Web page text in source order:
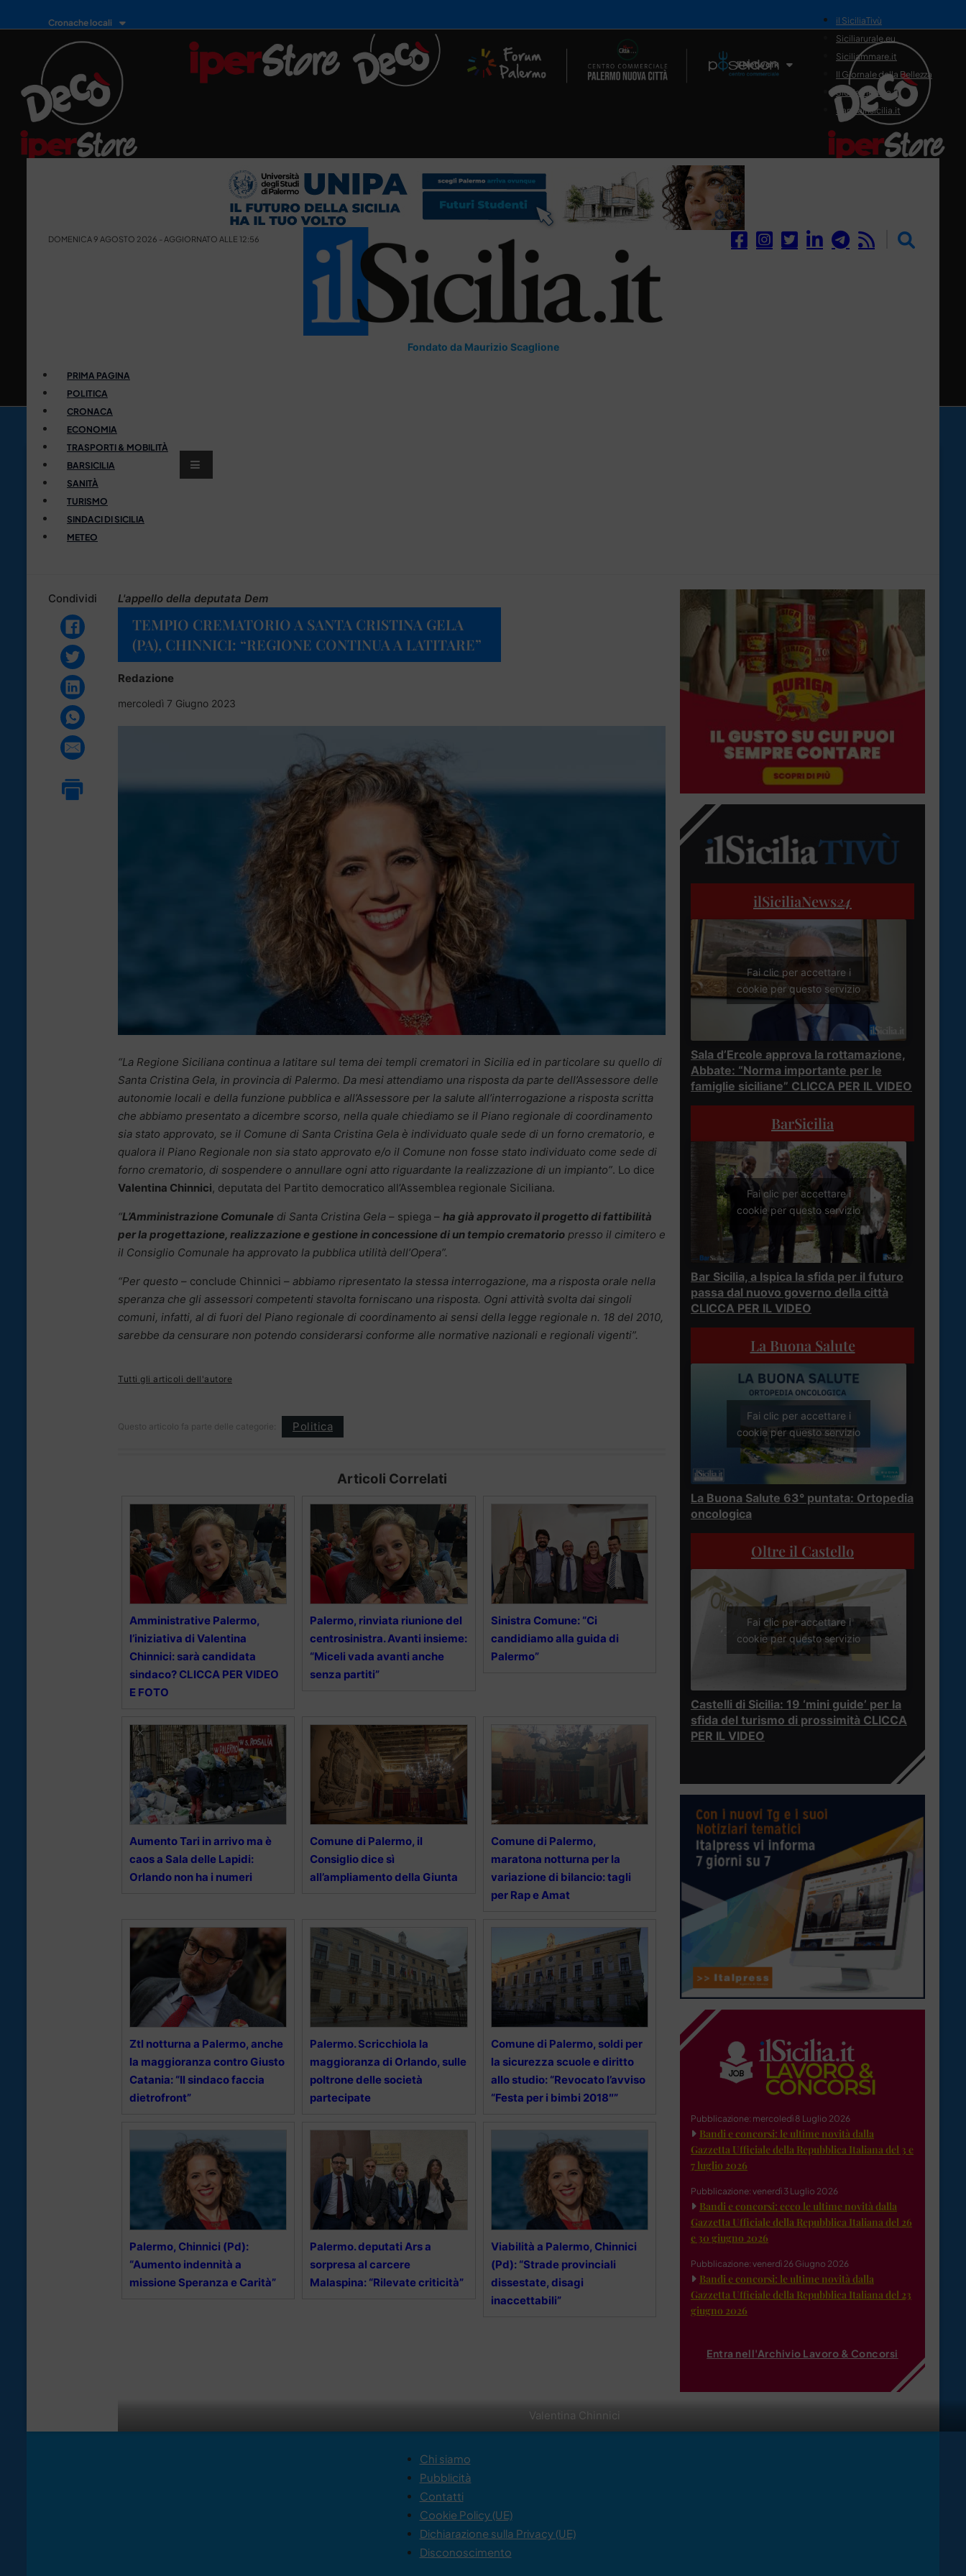
Cronache locali
Il Network
il SiciliaTivù
Siciliarurale.eu
Siciliammare.it
Il Giornale della Bellezza
Siciliamedica.it
Sanitainsicilia.it
DOMENICA 9 AGOSTO 2026 - AGGIORNATO ALLE 12:56
Fondato da Maurizio Scaglione
PRIMA PAGINA
POLITICA
CRONACA
ECONOMIA
TRASPORTI & MOBILITÀ
BARSICILIA
SANITÀ
TURISMO
SINDACI DI SICILIA
METEO
Condividi L'appello della deputata Dem
TEMPIO CREMATORIO A SANTA CRISTINA GELA
(PA), CHINNICI: “REGIONE CONTINUA A LATITARE”
Redazione
mercoledì 7 Giugno 2023
Valentina Chinnici
“La Regione Siciliana continua a latitare sul tema dei templi crematori in Sicilia ed in particolare su quello di
Santa Cristina Gela, in provincia di Palermo. Da mesi attendiamo una risposta da parte dell’Assessore delle
autonomie locali e della funzione pubblica e all’Assessore per la salute all’interrogazione a risposta scritta
che abbiamo presentato a dicembre scorso, nella quale chiediamo se il Piano regionale di coordinamento
sia stato approvato, se il Comune di Santa Cristina Gela è individuato quale sede di un forno crematorio, e
qualora il Piano Regionale non sia stato approvato e/o il Comune non fosse stato individuato come sede di
forno crematorio, di sospendere o annullare ogni atto riguardante la realizzazione di un impianto”. Lo dice
Valentina Chinnici, deputata del Partito democratico all’Assemblea regionale Siciliana.
“L’Amministrazione Comunale di Santa Cristina Gela – spiega – ha già approvato il progetto di fattibilità
per la progettazione, realizzazione e gestione in concessione di un tempio crematorio presso il cimitero e
il Consiglio Comunale ha approvato la pubblica utilità dell’Opera”.
“Per questo – conclude Chinnici – abbiamo ripresentato la stessa interrogazione, ma a risposta orale nella
speranza che gli assessori competenti stavolta forniscano una risposta. Ogni attività svolta dai singoli
comuni, infatti, al di fuori del Piano regionale di coordinamento ai sensi della legge regionale n. 18 del 2010,
sarebbe da censurare non potendo considerarsi conforme alle normative nazionali e regionali vigenti”.
Tutti gli articoli dell'autore
Questo articolo fa parte delle categorie: Politica
Articoli Correlati
Amministrative Palermo,
l’iniziativa di Valentina
Chinnici: sarà candidata
sindaco? CLICCA PER VIDEO
E FOTO
Palermo, rinviata riunione del
centrosinistra. Avanti insieme:
“Miceli vada avanti anche
senza partiti”
Sinistra Comune: “Ci
candidiamo alla guida di
Palermo”
Aumento Tari in arrivo ma è
caos a Sala delle Lapidi:
Orlando non ha i numeri
Comune di Palermo, il
Consiglio dice sì
all’ampliamento della Giunta
Comune di Palermo,
maratona notturna per la
variazione di bilancio: tagli
per Rap e Amat
Ztl notturna a Palermo, anche
la maggioranza contro Giusto
Catania: “Il sindaco faccia
dietrofront”
Palermo. Scricchiola la
maggioranza di Orlando, sulle
poltrone delle società
partecipate
Comune di Palermo, soldi per
la sicurezza scuole e diritto
allo studio: “Revocato l’avviso
“Festa per i bimbi 2018″”
Palermo, Chinnici (Pd):
“Aumento indennità a
missione Speranza e Carità”
Palermo. deputati Ars a
sorpresa al carcere
Malaspina: “Rilevate criticità”
Viabilità a Palermo, Chinnici
(Pd): “Strade provinciali
dissestate, disagi
inaccettabili”
ilSiciliaNews24
Fai clic per accettare i
cookie per questo servizio
Sala d’Ercole approva la rottamazione,
Abbate: “Norma importante per le
famiglie siciliane” CLICCA PER IL VIDEO
BarSicilia
Fai clic per accettare i
cookie per questo servizio
Bar Sicilia, a Ispica la sfida per il futuro
passa dal nuovo governo della città
CLICCA PER IL VIDEO
La Buona Salute
Fai clic per accettare i
cookie per questo servizio
La Buona Salute 63° puntata: Ortopedia
oncologica
Oltre il Castello
Fai clic per accettare i
cookie per questo servizio
Castelli di Sicilia: 19 ‘mini guide’ per la
sfida del turismo di prossimità CLICCA
PER IL VIDEO
Pubblicazione: mercoledì 8 Luglio 2026
Bandi e concorsi: le ultime novità dalla
Gazzetta Ufficiale della Repubblica Italiana del 3 e
7 luglio 2026
Pubblicazione: venerdì 3 Luglio 2026
Bandi e concorsi: ecco le ultime novità dalla
Gazzetta Ufficiale della Repubblica Italiana del 26
e 30 giugno 2026
Pubblicazione: venerdì 26 Giugno 2026
Bandi e concorsi: le ultime novità dalla
Gazzetta Ufficiale della Repubblica Italiana del 23
giugno 2026
Entra nell'Archivio Lavoro & Concorsi
Chi siamo
Pubblicità
Contatti
Cookie Policy (UE)
Dichiarazione sulla Privacy (UE)
Disconoscimento